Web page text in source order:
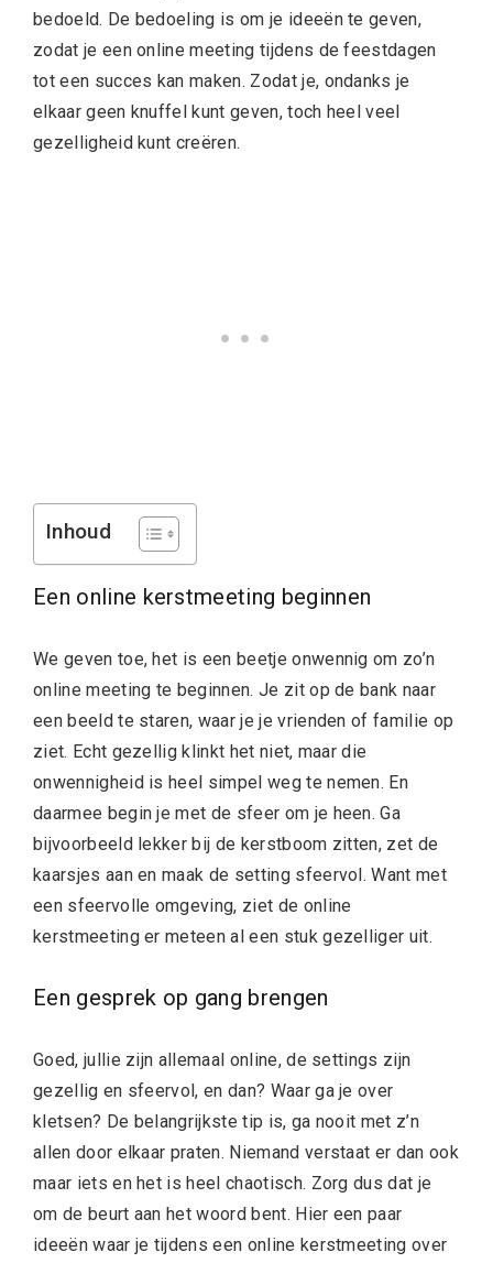
bedoeld. De bedoeling is om je ideeën te geven,
zodat je een online meeting tijdens de feestdagen
tot een succes kan maken. Zodat je, ondanks je
elkaar geen knuffel kunt geven, toch heel veel
gezelligheid kunt creëren.
Inhoud
Een online kerstmeeting beginnen
We geven toe, het is een beetje onwennig om zo’n
online meeting te beginnen. Je zit op de bank naar
een beeld te staren, waar je je vrienden of familie op
ziet. Echt gezellig klinkt het niet, maar die
onwennigheid is heel simpel weg te nemen. En
daarmee begin je met de sfeer om je heen. Ga
bijvoorbeeld lekker bij de kerstboom zitten, zet de
kaarsjes aan en maak de setting sfeervol. Want met
een sfeervolle omgeving, ziet de online
kerstmeeting er meteen al een stuk gezelliger uit.
Een gesprek op gang brengen
Goed, jullie zijn allemaal online, de settings zijn
gezellig en sfeervol, en dan? Waar ga je over
kletsen? De belangrijkste tip is, ga nooit met z’n
allen door elkaar praten. Niemand verstaat er dan ook
maar iets en het is heel chaotisch. Zorg dus dat je
om de beurt aan het woord bent. Hier een paar
ideeën waar je tijdens een online kerstmeeting over